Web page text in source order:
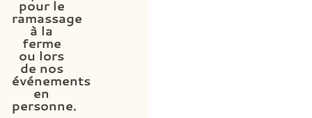
pour le
ramassage
à la
ferme
ou lors
de nos
événements
en
personne.